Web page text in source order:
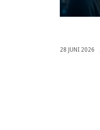
28 JUNI 2026